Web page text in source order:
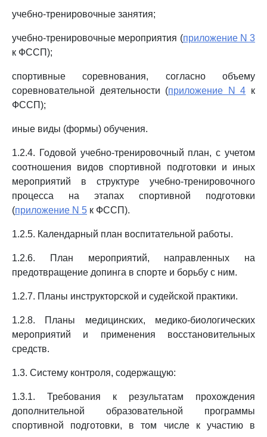
учебно-тренировочные занятия;
учебно-тренировочные мероприятия (приложение N 3
к ФССП);
спортивные соревнования, согласно объему
соревновательной деятельности (приложение N 4 к
ФССП);
иные виды (формы) обучения.
1.2.4. Годовой учебно-тренировочный план, с учетом
соотношения видов спортивной подготовки и иных
мероприятий в структуре учебно-тренировочного
процесса на этапах спортивной подготовки
(приложение N 5 к ФССП).
1.2.5. Календарный план воспитательной работы.
1.2.6. План мероприятий, направленных на
предотвращение допинга в спорте и борьбу с ним.
1.2.7. Планы инструкторской и судейской практики.
1.2.8. Планы медицинских, медико-биологических
мероприятий и применения восстановительных
средств.
1.3. Систему контроля, содержащую:
1.3.1. Требования к результатам прохождения
дополнительной образовательной программы
спортивной подготовки, в том числе к участию в